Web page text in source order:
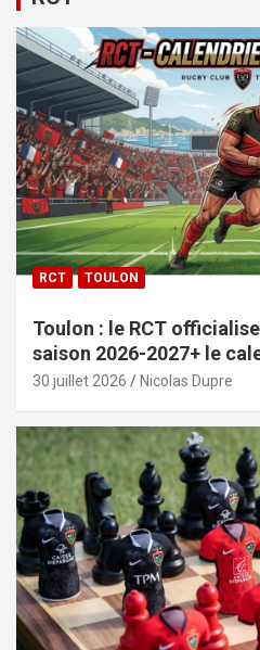
RCT TOULON
Toulon : le RCT
saison 2026-2027+ le
30 juillet 2026 Nicolas Dupre